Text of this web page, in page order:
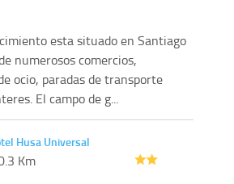
esta situado en Santiago
numerosos comercios,
ocio, paradas de transporte
El campo de g...
Husa Universal
Km